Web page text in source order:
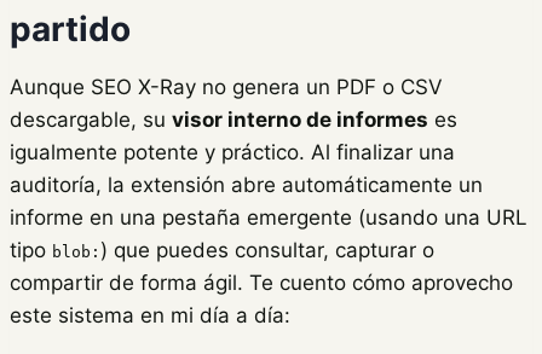
partido
Aunque SEO X-Ray no genera un PDF o CSV
descargable, su visor interno de informes es
igualmente potente y práctico. Al finalizar una
auditoría, la extensión abre automáticamente un
informe en una pestaña emergente (usando una URL
tipo blob: ) que puedes consultar, capturar o
compartir de forma ágil. Te cuento cómo aprovecho
este sistema en mi día a día: